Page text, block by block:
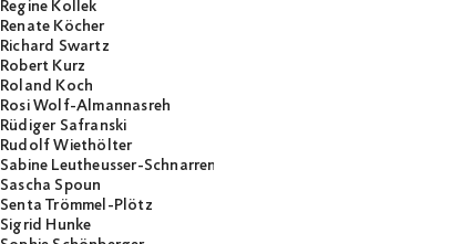
Regine Kollek
Renate Köcher
Richard Swartz
Robert Kurz
Roland Koch
Rosi Wolf-Almannasreh
Rüdiger Safranski
Rudolf Wiethölter
Sabine Leutheusser-Schnarrenberger
Sascha Spoun
Senta Trömmel-Plötz
Sigrid Hunke